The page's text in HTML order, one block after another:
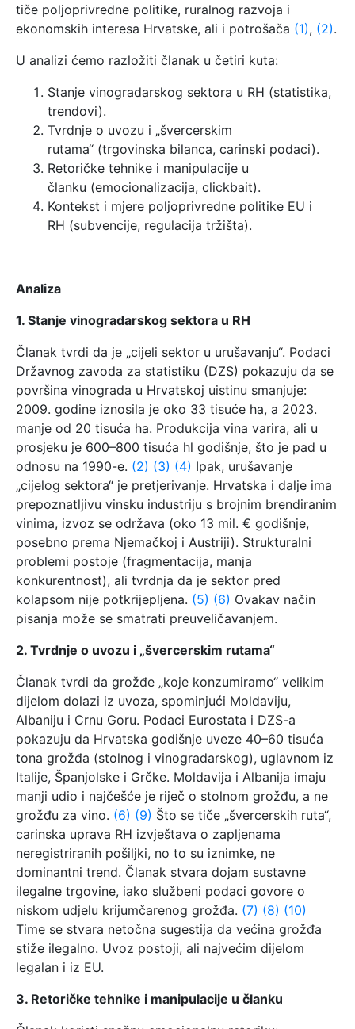
tiče poljoprivredne politike, ruralnog razvoja i
ekonomskih interesa Hrvatske, ali i potrošača (1), (2).
U analizi ćemo razložiti članak u četiri kuta:
Stanje vinogradarskog sektora u RH (statistika,
trendovi).
Tvrdnje o uvozu i „švercerskim
rutama“ (trgovinska bilanca, carinski podaci).
Retoričke tehnike i manipulacije u
članku (emocionalizacija, clickbait).
Kontekst i mjere poljoprivredne politike EU i
RH (subvencije, regulacija tržišta).
Analiza
1. Stanje vinogradarskog sektora u RH
Članak tvrdi da je „cijeli sektor u urušavanju“. Podaci
Državnog zavoda za statistiku (DZS) pokazuju da se
površina vinograda u Hrvatskoj uistinu smanjuje:
2009. godine iznosila je oko 33 tisuće ha, a 2023.
manje od 20 tisuća ha. Produkcija vina varira, ali u
prosjeku je 600–800 tisuća hl godišnje, što je pad u
odnosu na 1990-e. (2) (3) (4) Ipak, urušavanje
„cijelog sektora“ je pretjerivanje. Hrvatska i dalje ima
prepoznatljivu vinsku industriju s brojnim brendiranim
vinima, izvoz se održava (oko 13 mil. € godišnje,
posebno prema Njemačkoj i Austriji). Strukturalni
problemi postoje (fragmentacija, manja
konkurentnost), ali tvrdnja da je sektor pred
kolapsom nije potkrijepljena. (5) (6) Ovakav način
pisanja može se smatrati preuveličavanjem.
2. Tvrdnje o uvozu i „švercerskim rutama“
Članak tvrdi da grožđe „koje konzumiramo“ velikim
dijelom dolazi iz uvoza, spominjući Moldaviju,
Albaniju i Crnu Goru. Podaci Eurostata i DZS-a
pokazuju da Hrvatska godišnje uveze 40–60 tisuća
tona grožđa (stolnog i vinogradarskog), uglavnom iz
Italije, Španjolske i Grčke. Moldavija i Albanija imaju
manji udio i najčešće je riječ o stolnom grožđu, a ne
grožđu za vino. (6) (9) Što se tiče „švercerskih ruta“,
carinska uprava RH izvještava o zapljenama
neregistriranih pošiljki, no to su iznimke, ne
dominantni trend. Članak stvara dojam sustavne
ilegalne trgovine, iako službeni podaci govore o
niskom udjelu krijumčarenog grožđa. (7) (8) (10)
Time se stvara netočna sugestija da većina grožđa
stiže ilegalno. Uvoz postoji, ali najvećim dijelom
legalan i iz EU.
3. Retoričke tehnike i manipulacije u članku